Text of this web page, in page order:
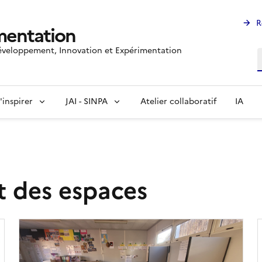
Innovation et Expérimentation
JAI - SINPA Atelier collaboratif IA
espaces
Image
de
couverture